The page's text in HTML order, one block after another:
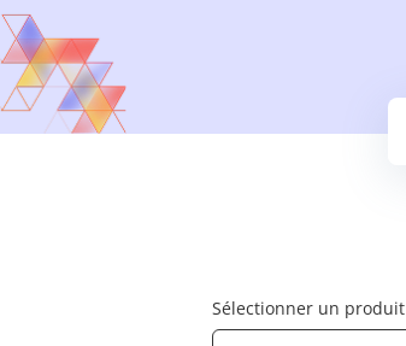
Sélectionner un produit